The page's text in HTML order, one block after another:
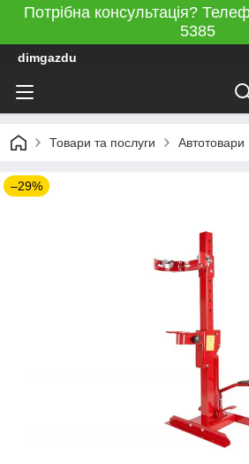
Потрібна консультація?
5385
dimgazdu
Товари та послуги Автотовари
–29%